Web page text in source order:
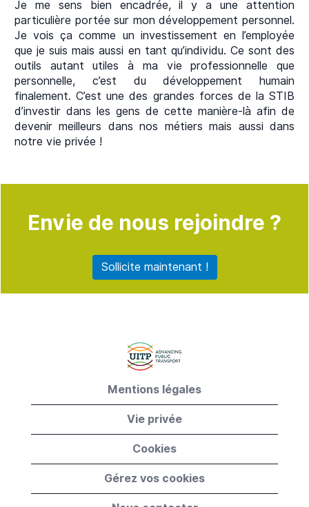
Je me sens bien encadrée, il y a une attention
particulière portée sur mon développement personnel.
Je vois ça comme un investissement en l’employée
que je suis mais aussi en tant qu’individu. Ce sont des
outils autant utiles à ma vie professionnelle que
personnelle, c’est du développement humain
finalement. C’est une des grandes forces de la STIB
d’investir dans les gens de cette manière-là afin de
devenir meilleurs dans nos métiers mais aussi dans
notre vie privée !
Envie de nous rejoindre ?
Sollicite maintenant !
Mentions légales
Vie privée
Cookies
Gérez vos cookies